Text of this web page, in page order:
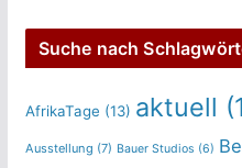
Suche nach
AfrikaTage (13) aktuell
Ausstellung (7) Bauer Studios (6)